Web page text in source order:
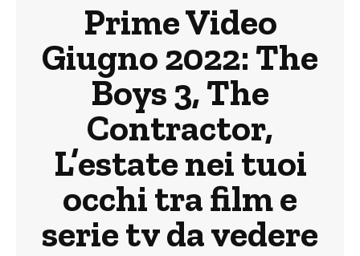
Prime Video
Giugno 2022: The
Boys 3, The
Contractor,
L’estate nei tuoi
occhi tra film e
serie tv da vedere